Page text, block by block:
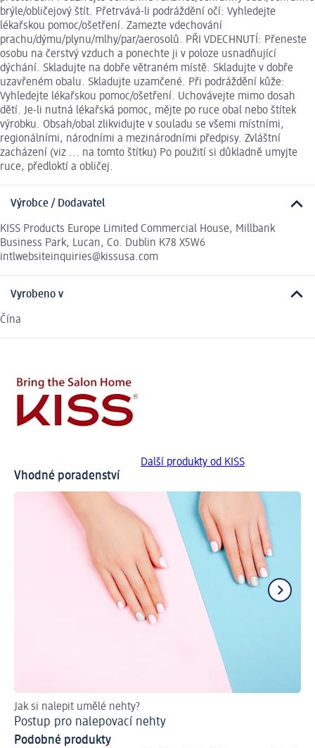
brýle/obličejový štít. Přetrvává-li podráždění očí: Vyhledejte
lékařskou pomoc/ošetření. Zamezte vdechování
prachu/dýmu/plynu/mlhy/par/aerosolů. PŘI VDECHNUTÍ: Přeneste
osobu na čerstvý vzduch a ponechte ji v poloze usnadňující
dýchání. Skladujte na dobře větraném místě. Skladujte v dobře
uzavřeném obalu. Skladujte uzamčené. Při podráždění kůže:
Vyhledejte lékařskou pomoc/ošetření. Uchovávejte mimo dosah
dětí. Je-li nutná lékařská pomoc, mějte po ruce obal nebo štítek
výrobku. Obsah/obal zlikvidujte v souladu se všemi místními,
regionálními, národními a mezinárodními předpisy. Zvláštní
zacházení (viz ... na tomto štítku) Po použití si důkladně umyjte
ruce, předloktí a obličej.
Výrobce / Dodavatel
KISS Products Europe Limited Commercial House, Millbank
Business Park, Lucan, Co. Dublin K78 X5W6
intlwebsiteinquiries@kissusa.com
Vyrobeno v
Čína
Další produkty od KISS
Vhodné poradenství
Jak si nalepit umělé nehty?
Postup pro nalepovací nehty
Podobné produkty